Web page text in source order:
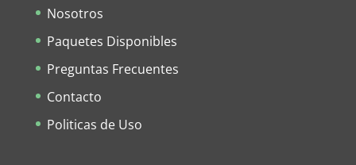
Nosotros
Paquetes Disponibles
Preguntas Frecuentes
Contacto
Politicas de Uso